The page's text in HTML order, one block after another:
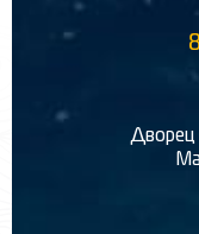
Дворец